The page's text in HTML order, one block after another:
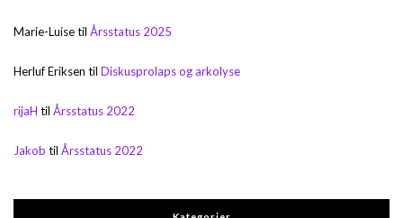
Marie-Luisetil Årsstatus 2025
Herluf Eriksen til Diskusprolaps og arkolyse
rijaH til Årsstatus 2022
Jakob til Årsstatus 2022